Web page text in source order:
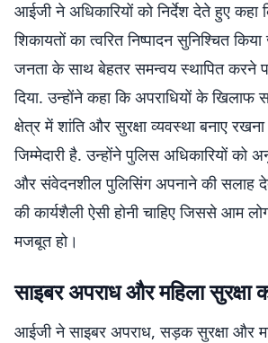
आईजी ने अधिकारियों को निर्देश देते हुए कहा
शिकायतों का त्वरित निष्पादन सुनिश्चित
जनता के साथ बेहतर समन्वय स्थापित करने
दिया. उन्होंने कहा कि अपराधियों के खिलाफ
क्षेत्र में शांति और सुरक्षा व्यवस्था बनाए
जिम्मेदारी है. उन्होंने पुलिस अधिकारियों को
और संवेदनशील पुलिसिंग अपनाने की सलाह
की कार्यशैली ऐसी होनी चाहिए जिससे आम
मजबूत हो।
साइबर अपराध और महिला सुरक्षा
आईजी ने साइबर अपराध, सड़क सुरक्षा और